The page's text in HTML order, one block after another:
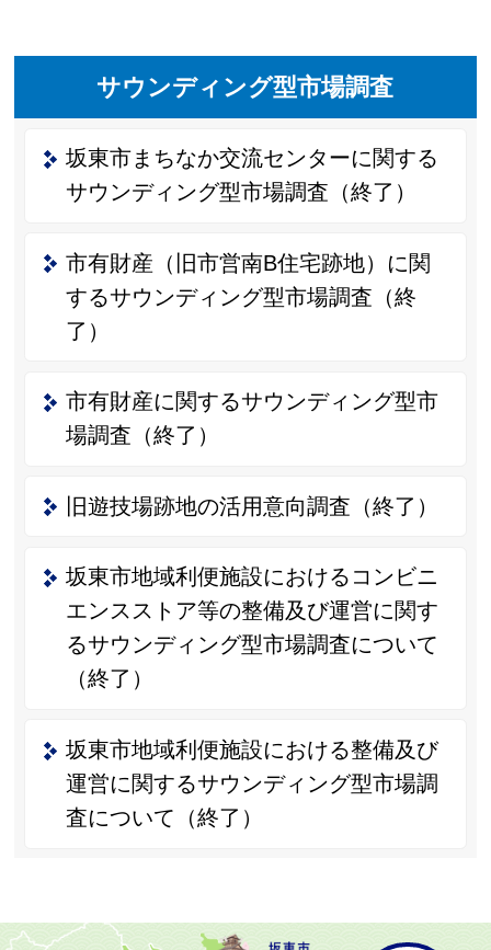
サウンディング型市場調査
坂東市まちなか交流センターに関する
サウンディング型市場調査（終了）
市有財産（旧市営南B住宅跡地）に関
するサウンディング型市場調査（終
了）
市有財産に関するサウンディング型市
場調査（終了）
旧遊技場跡地の活用意向調査（終了）
坂東市地域利便施設におけるコンビニ
エンスストア等の整備及び運営に関す
るサウンディング型市場調査について
（終了）
坂東市地域利便施設における整備及び
運営に関するサウンディング型市場調
査について（終了）